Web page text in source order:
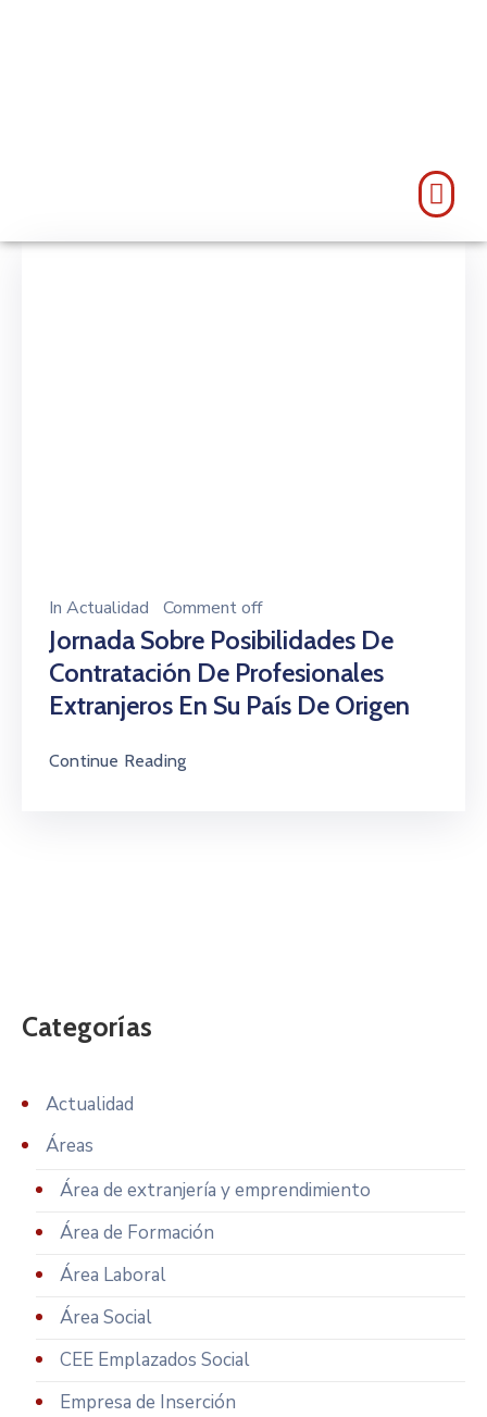
In Actualidad Comment off
Jornada Sobre Posibilidades De
Contratación De Profesionales
Extranjeros En Su País De Origen
Continue Reading
Categorías
Actualidad
Áreas
Área de extranjería y emprendimiento
Área de Formación
Área Laboral
Área Social
CEE Emplazados Social
Empresa de Inserción